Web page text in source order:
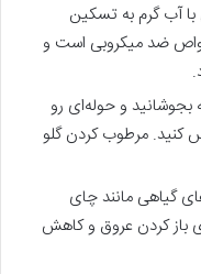
آب گرم به تسکین
ضد میکروبی است و
و حوله‌ای رو
کنید. مرطوب کردن گلو
گیاهی مانند چای
باز کردن عروق و کاهش